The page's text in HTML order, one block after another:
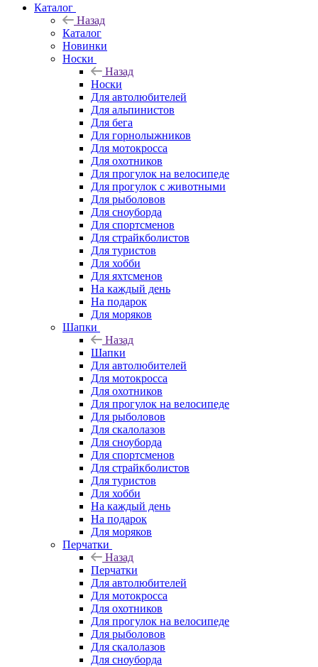
Каталог
Назад
Каталог
Новинки
Носки
Назад
Носки
Для автолюбителей
Для альпинистов
Для бега
Для горнолыжников
Для мотокросса
Для охотников
Для прогулок на велосипеде
Для прогулок с животными
Для рыболовов
Для сноуборда
Для спортсменов
Для страйкболистов
Для туристов
Для хобби
Для яхтсменов
На каждый день
На подарок
Для моряков
Шапки
Назад
Шапки
Для автолюбителей
Для мотокросса
Для охотников
Для прогулок на велосипеде
Для рыболовов
Для скалолазов
Для сноуборда
Для спортсменов
Для страйкболистов
Для туристов
Для хобби
На каждый день
На подарок
Для моряков
Перчатки
Назад
Перчатки
Для автолюбителей
Для мотокросса
Для охотников
Для прогулок на велосипеде
Для рыболовов
Для скалолазов
Для сноуборда